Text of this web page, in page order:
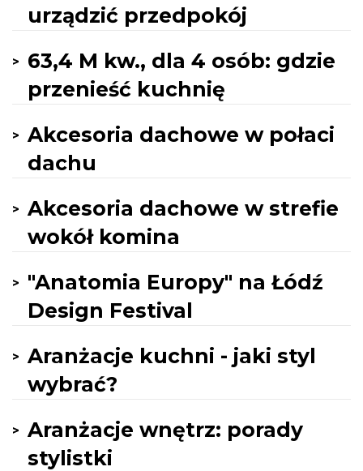
urządzić przedpokój
63,4 M kw., dla 4 osób: gdzie
przenieść kuchnię
Akcesoria dachowe w połaci
dachu
Akcesoria dachowe w strefie
wokół komina
"Anatomia Europy" na Łódź
Design Festival
Aranżacje kuchni - jaki styl
wybrać?
Aranżacje wnętrz: porady
stylistki